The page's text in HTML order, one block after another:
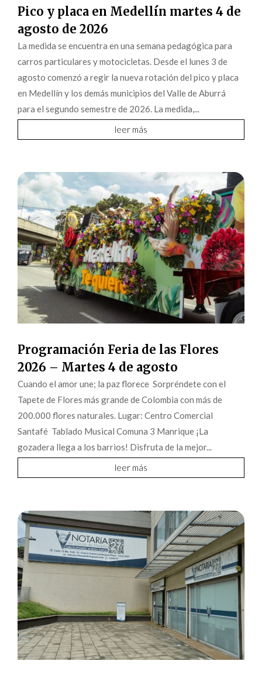
Pico y placa en Medellín martes 4 de
agosto de 2026
La medida se encuentra en una semana pedagógica para
carros particulares y motocicletas. Desde el lunes 3 de
agosto comenzó a regir la nueva rotación del pico y placa
en Medellín y los demás municipios del Valle de Aburrá
para el segundo semestre de 2026. La medida,...
leer más
Programación Feria de las Flores
2026 – Martes 4 de agosto
Cuando el amor une; la paz florece Sorpréndete con el
Tapete de Flores más grande de Colombia con más de
200.000 flores naturales. Lugar: Centro Comercial
Santafé Tablado Musical Comuna 3 Manrique ¡La
gozadera llega a los barrios! Disfruta de la mejor...
leer más